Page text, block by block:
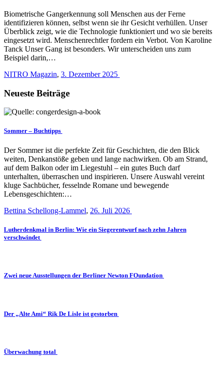
Biometrische Gangerkennung soll Menschen aus der Ferne
identifizieren können, selbst wenn sie ihr Gesicht verhüllen. Unser
Überblick zeigt, wie die Technologie funktioniert und wo sie bereits
eingesetzt wird. Menschenrechtler fordern ein Verbot. Von Karoline
Tanck Unser Gang ist besonders. Wir unterscheiden uns zum
Beispiel darin,…
NITRO Magazin, 3. Dezember 2025
Neueste Beiträge
Sommer – Buchtipps
Der Sommer ist die perfekte Zeit für Geschichten, die den Blick
weiten, Denkanstöße geben und lange nachwirken. Ob am Strand,
auf dem Balkon oder im Liegestuhl – ein gutes Buch darf
unterhalten, überraschen und inspirieren. Unsere Auswahl vereint
kluge Sachbücher, fesselnde Romane und bewegende
Lebensgeschichten:…
Bettina Schellong-Lammel, 26. Juli 2026
Lutherdenkmal in Berlin: Wie ein Siegerentwurf nach zehn Jahren
verschwindet
Zwei neue Ausstellungen der Berliner Newton FOundation
Der „Alte Ami“ Rik De Lisle ist gestorben
Überwachung total